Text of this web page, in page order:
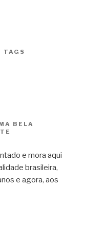
TAGS
BELA
e mora aqui
brasileira,
e agora, aos